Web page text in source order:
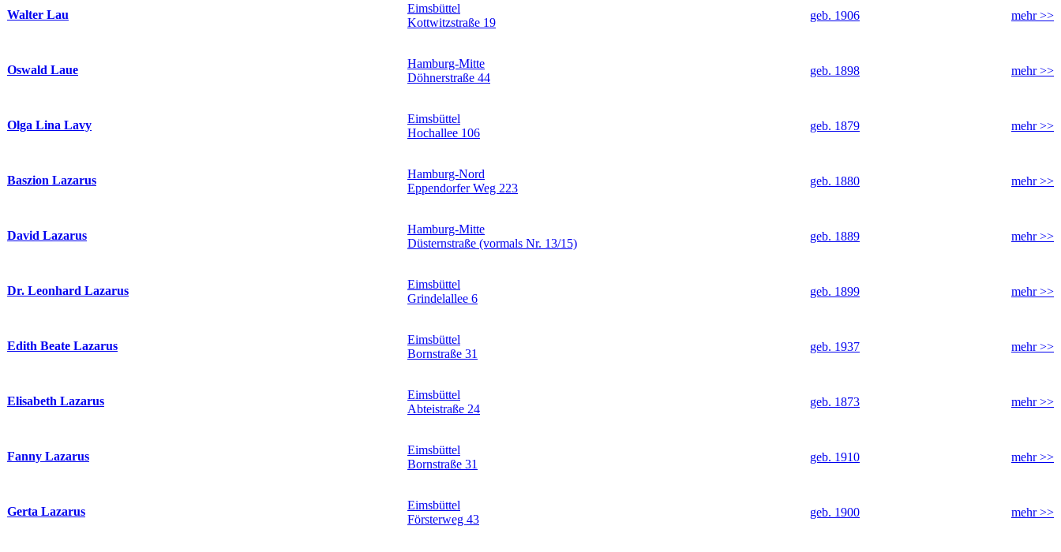
Walter Lau
Eimsbüttel
Kottwitzstraße 19
geb. 1906 mehr >>
Oswald Laue
Hamburg-Mitte
Döhnerstraße 44
geb. 1898 mehr >>
Olga Lina Lavy
Eimsbüttel
Hochallee 106
geb. 1879 mehr >>
Baszion Lazarus
Hamburg-Nord
Eppendorfer Weg 223
geb. 1880 mehr >>
David Lazarus
Hamburg-Mitte
Düsternstraße (vormals Nr. 13/15)
geb. 1889 mehr >>
Dr. Leonhard Lazarus
Eimsbüttel
Grindelallee 6
geb. 1899 mehr >>
Edith Beate Lazarus
Eimsbüttel
Bornstraße 31
geb. 1937 mehr >>
Elisabeth Lazarus
Eimsbüttel
Abteistraße 24
geb. 1873 mehr >>
Fanny Lazarus
Eimsbüttel
Bornstraße 31
geb. 1910 mehr >>
Gerta Lazarus
Eimsbüttel
Försterweg 43
geb. 1900 mehr >>